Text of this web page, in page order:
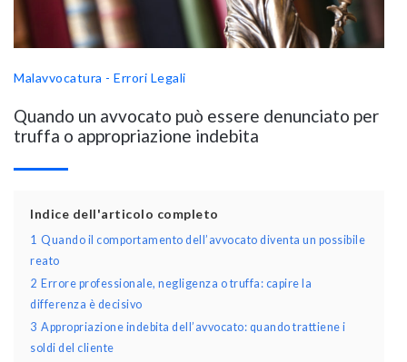
Malavvocatura - Errori Legali
Quando un avvocato può essere denunciato per
truffa o appropriazione indebita
Indice dell'articolo completo
1 Quando il comportamento dell’avvocato diventa un possibile
reato
2 Errore professionale, negligenza o truffa: capire la
differenza è decisivo
3 Appropriazione indebita dell’avvocato: quando trattiene i
soldi del cliente